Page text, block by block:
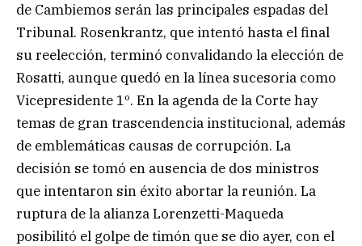
de Cambiemos serán las principales espadas del
Tribunal. Rosenkrantz, que intentó hasta el final
su reelección, terminó convalidando la elección de
Rosatti, aunque quedó en la línea sucesoria como
Vicepresidente 1º. En la agenda de la Corte hay
temas de gran trascendencia institucional, además
de emblemáticas causas de corrupción. La
decisión se tomó en ausencia de dos ministros
que intentaron sin éxito abortar la reunión. La
ruptura de la alianza Lorenzetti-Maqueda
posibilitó el golpe de timón que se dio ayer, con el